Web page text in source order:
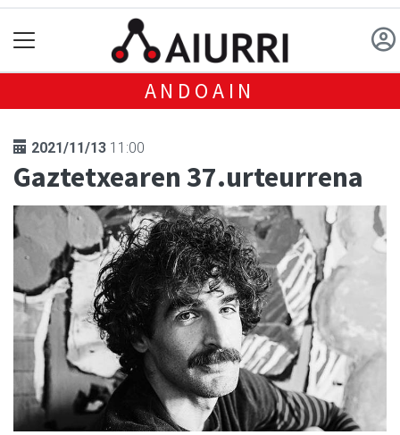
ANDOAIN
2021/11/13 11:00
Gaztetxearen 37.urteurrena